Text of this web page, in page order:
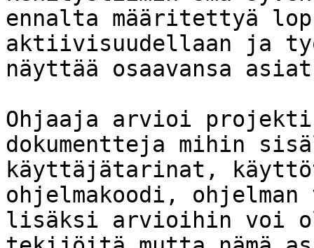
ennalta määritettyä
aktiivisuudellaan ja
näyttää osaavansa
Ohjaaja arvioi
dokumentteja mihin
käyttäjätarinat,
ohjelmakoodi,
lisäksi arvioihin voi